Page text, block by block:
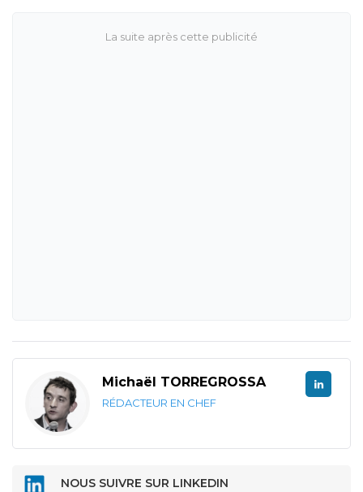
Michaël TORREGROSSA
RÉDACTEUR EN CHEF
NOUS SUIVRE SUR LINKEDIN